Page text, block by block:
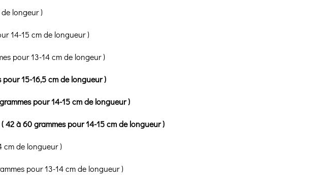
longeur )
14-15 cm de longueur )
pour 13-14 cm de longeur )
15-16,5 cm de longueur )
pour 14-15 cm de longueur )
à 60 grammes pour 14-15 cm de longueur )
cm de longueur )
pour 13-14 cm de longueur )